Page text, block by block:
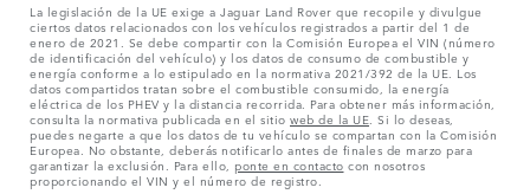
La legislación de la UE exige a Jaguar Land Rover que recopile y divulgue
ciertos datos relacionados con los vehículos registrados a partir del 1 de
enero de 2021. Se debe compartir con la Comisión Europea el VIN (número
de identificación del vehículo) y los datos de consumo de combustible y
energía conforme a lo estipulado en la normativa 2021/392 de la UE. Los
datos compartidos tratan sobre el combustible consumido, la energía
eléctrica de los PHEV y la distancia recorrida. Para obtener más información,
consulta la normativa publicada en el sitio web de la UE . Si lo deseas,
puedes negarte a que los datos de tu vehículo se compartan con la Comisión
Europea. No obstante, deberás notificarlo antes de finales de marzo para
garantizar la exclusión. Para ello, ponte en contacto con nosotros
proporcionando el VIN y el número de registro.